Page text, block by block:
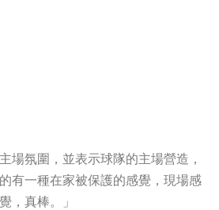
場氛圍，並表示球隊的主場營造，
有一種在家被保護的感覺，現場感
，真棒。」